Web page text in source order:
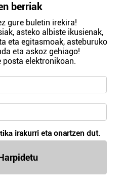
berriak
gure buletin irekira!
asteko albiste ikusienak,
eta egitasmoak, asteburuko
eta askoz gehiago!
posta elektronikoan.
irakurri eta onartzen dut.